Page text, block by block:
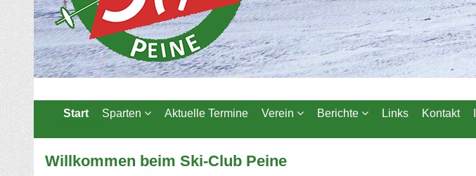
Start Sparten Aktuelle Termine Verein Berichte Links Kontakt
Willkommen beim Ski-Club Peine